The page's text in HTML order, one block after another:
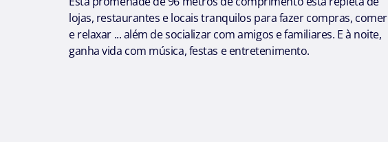
lojas, restaurantes e locais tranquilos para fazer compras, comer
e relaxar ... além de socializar com amigos e familiares. E à noite,
ganha vida com música, festas e entretenimento.